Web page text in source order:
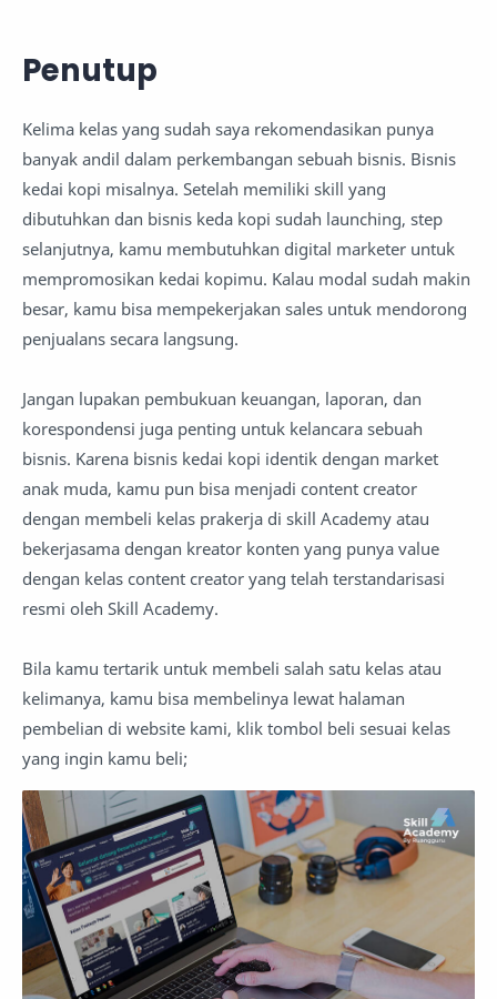
Penutup
Kelima kelas yang sudah saya rekomendasikan punya
banyak andil dalam perkembangan sebuah bisnis. Bisnis
kedai kopi misalnya. Setelah memiliki skill yang
dibutuhkan dan bisnis keda kopi sudah launching, step
selanjutnya, kamu membutuhkan digital marketer untuk
mempromosikan kedai kopimu. Kalau modal sudah makin
besar, kamu bisa mempekerjakan sales untuk mendorong
penjualans secara langsung.
Jangan lupakan pembukuan keuangan, laporan, dan
korespondensi juga penting untuk kelancara sebuah
bisnis. Karena bisnis kedai kopi identik dengan market
anak muda, kamu pun bisa menjadi content creator
dengan membeli kelas prakerja di skill Academy atau
bekerjasama dengan kreator konten yang punya value
dengan kelas content creator yang telah terstandarisasi
resmi oleh Skill Academy.
Bila kamu tertarik untuk membeli salah satu kelas atau
kelimanya, kamu bisa membelinya lewat halaman
pembelian di website kami, klik tombol beli sesuai kelas
yang ingin kamu beli;